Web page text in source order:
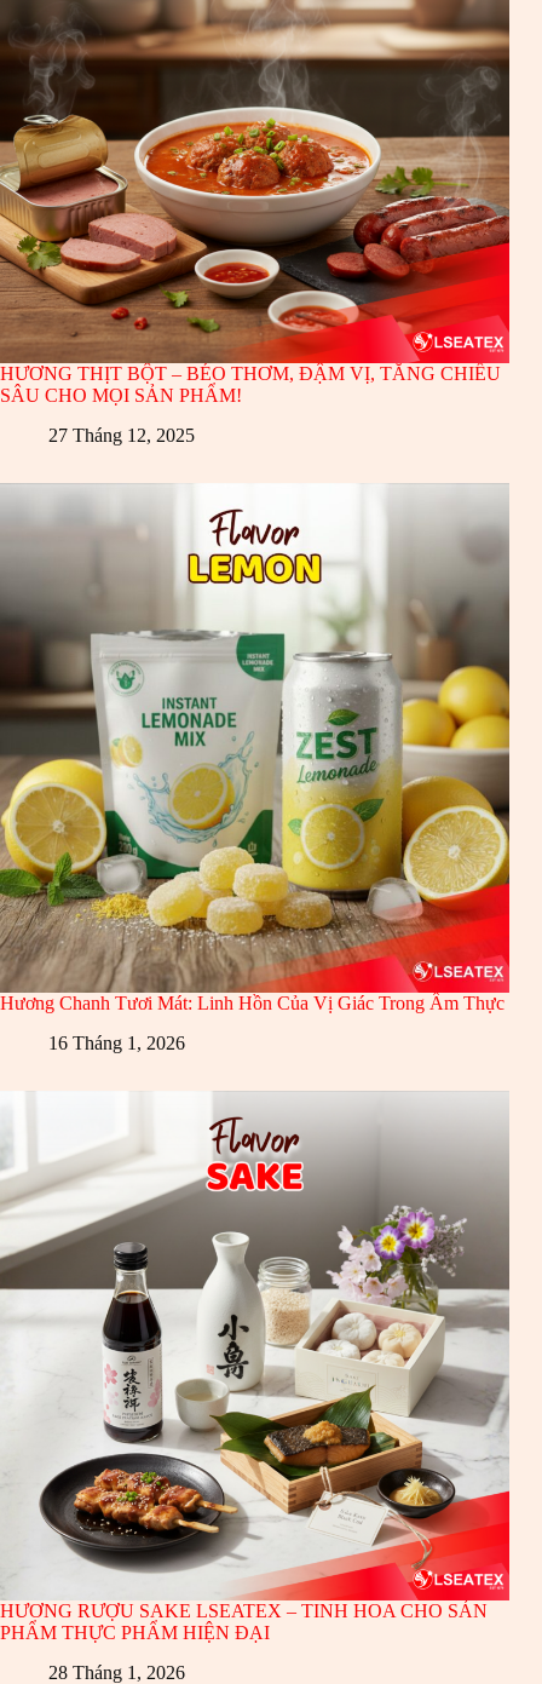
HƯƠNG THỊT BỘT – BÉO THƠM, ĐẬM VỊ, TĂNG CHIỀU
SÂU CHO MỌI SẢN PHẨM!
27 Tháng 12, 2025
Hương Chanh Tươi Mát: Linh Hồn Của Vị Giác Trong Ẩm Thực
16 Tháng 1, 2026
HƯƠNG RƯỢU SAKE LSEATEX – TINH HOA CHO SẢN
PHẨM THỰC PHẨM HIỆN ĐẠI
28 Tháng 1, 2026